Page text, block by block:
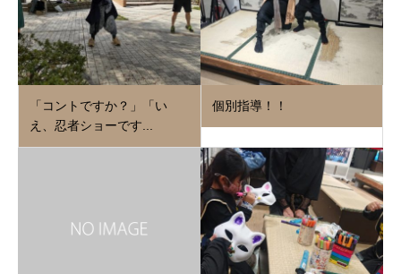
「コントですか？」「い
え、忍者ショーです...
個別指導！！